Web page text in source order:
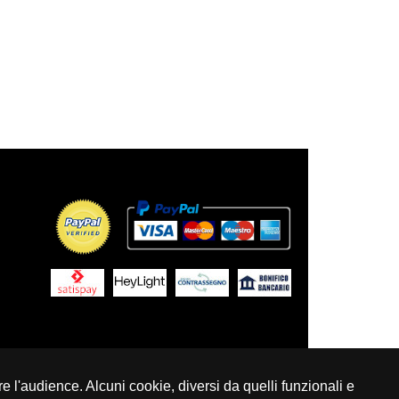
l'audience. Alcuni cookie, diversi da quelli funzionali e